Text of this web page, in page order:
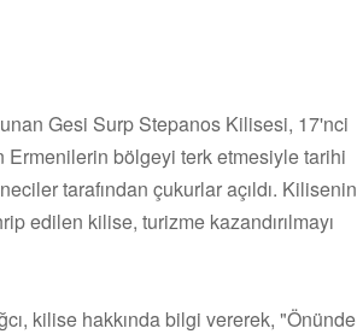
Gesi Surp Stepanos Kilisesi, 17'nci
bölgeyi terk etmesiyle tarihi
tarafından çukurlar açıldı. Kilisenin
edilen kilise, turizme kazandırılmayı
kilise hakkında bilgi vererek, "Önünde